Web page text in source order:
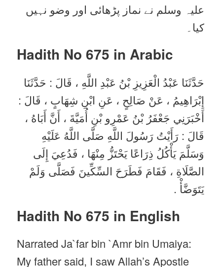
علیہ وسلم نے نماز پڑھائی اور وضو نہیں
کیا۔
Hadith No 675 in Arabic
حَدَّثَنَا عَبْدُ الْعَزِيزِ بْنُ عَبْدِ اللَّهِ ، قَالَ : حَدَّثَنَا
إِبْرَاهِيمُ ، عَنْ صَالِحٍ ، عَنِ ابْنِ شِهَابٍ ، قَالَ :
أَخْبَرَنِي جَعْفَرُ بْنُ عَمْرِو بْنِ أُمَيَّةَ ، أَنَّ أَبَاهُ ،
قَالَ : رَأَيْتُ رَسُولَ اللَّهِ صَلَّى اللَّهُ عَلَيْهِ
وَسَلَّمَ يَأْكُلُ ذِرَاعًا يَحْتَزُّ مِنْهَا ، فَدُعِيَ إِلَى
الصَّلَاةِ ، فَقَامَ فَطَرَحَ السِّكِّينَ فَصَلَّى وَلَمْ
يَتَوَضَّأْ .
Hadith No 675 in English
Narrated Ja`far bin `Amr bin Umaiya:
My father said, I saw Allah’s Apostle